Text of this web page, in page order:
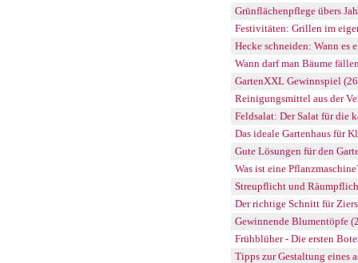
Grünflächenpflege übers
Festivitäten: Grillen im
Hecke schneiden: Wann es
Wann darf man Bäume
GartenXXL Gewinnspiel
Reinigungsmittel aus der
Feldsalat: Der Salat für die
Das ideale Gartenhaus für
Gute Lösungen für den
Was ist eine
Streupflicht und
Der richtige Schnitt für
Gewinnende Blumentöpfe
Frühblüher - Die ersten
Tipps zur Gestaltung eines